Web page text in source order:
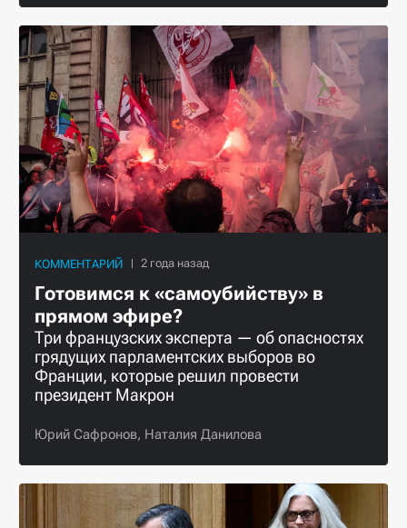
КОММЕНТАРИЙ
Готовимся к «самоубийству» в
прямом эфире?
Три французских эксперта — об опасностях
грядущих парламентских выборов во
Франции, которые решил провести
президент Макрон
Юрий Сафронов, Наталия Данилова